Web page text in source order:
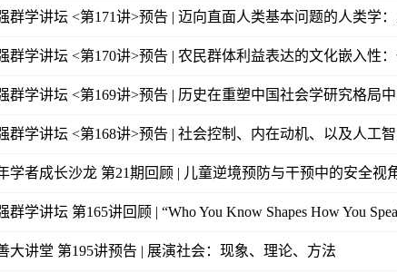
群学讲坛 <第171讲>预告 | 迈向直面人类基本问题的人类学
群学讲坛 <第170讲>预告 | 农民群体利益表达的文化嵌入性
群学讲坛 <第169讲>预告 | 历史在重塑中国社会学研究格局
群学讲坛 <第168讲>预告 | 社会控制、内在动机、以及人工
学者成长沙龙 第21期回顾 | 儿童逆境预防与干预中的安全视
群学讲坛 第165讲回顾 | “Who You Know Shapes How You
大讲堂 第195讲预告 | 展演社会：现象、理论、方法